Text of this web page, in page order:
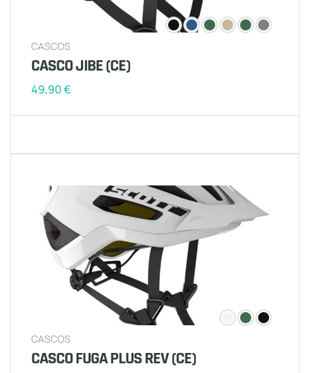
CASCOS
CASCO JIBE (CE)
49,90€
CASCOS
CASCO FUGA PLUS REV (CE)